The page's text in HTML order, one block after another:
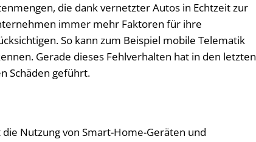
die dank vernetzter Autos in Echtzeit zur
immer mehr Faktoren für ihre
So kann zum Beispiel mobile Telematik
Gerade dieses Fehlverhalten hat in den letzten
Schäden geführt.
Nutzung von Smart-Home-Geräten und